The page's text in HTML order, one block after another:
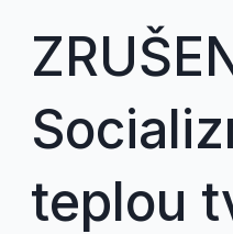
teplou